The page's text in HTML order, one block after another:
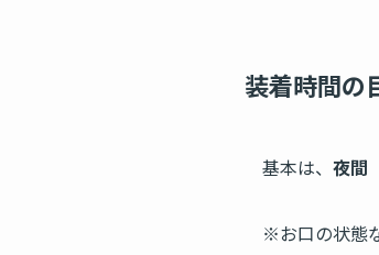
装着時間の
基本は、 夜間
※お口の状態